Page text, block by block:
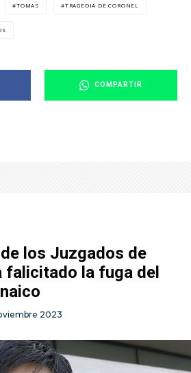
TOMAS TRAGEDIA DE CORONEL
COMPARTIR
los Juzgados de
falicitado la fuga del
2023